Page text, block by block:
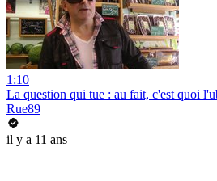
1:10
La question qui tue : au fait, c'est quoi
Rue89
il y a 11 ans